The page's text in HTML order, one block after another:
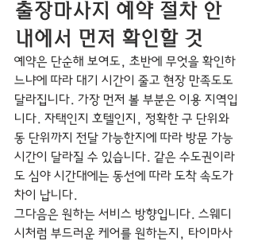
출장마사지 예약 절차 안
내에서 먼저 확인할 것
예약은 단순해 보여도, 초반에 무엇을 확인하
느냐에 따라 대기 시간이 줄고 현장 만족도도
달라집니다. 가장 먼저 볼 부분은 이용 지역입
니다. 자택인지 호텔인지, 정확한 구 단위와
동 단위까지 전달 가능한지에 따라 방문 가능
시간이 달라질 수 있습니다. 같은 수도권이라
도 심야 시간대에는 동선에 따라 도착 속도가
차이 납니다.
그다음은 원하는 서비스 방향입니다. 스웨디
시처럼 부드러운 케어를 원하는지, 타이마사